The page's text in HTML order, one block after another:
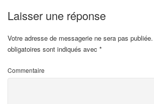
Laisser une réponse
Votre adresse de messagerie ne sera pas publiée.
obligatoires sont indiqués avec *
Commentaire